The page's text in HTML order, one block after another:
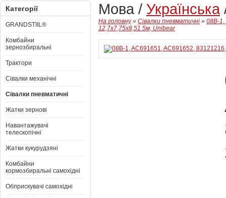
Категорії
GRANDSTIIL®
Комбайни
зернозбиральні
Трактори
Сівалки механічні
Сівалки пневматичні
Жатки зернові
Навантажувачі
телескопічні
Жатки кукурудзяні
Комбайни
кормозбиральні самохідні
Обприскувачі самохідні
Мова / Українська
На головну» Сівалки пневматичні » 08B-
12,7x7,75x8,51 5м, Unibear